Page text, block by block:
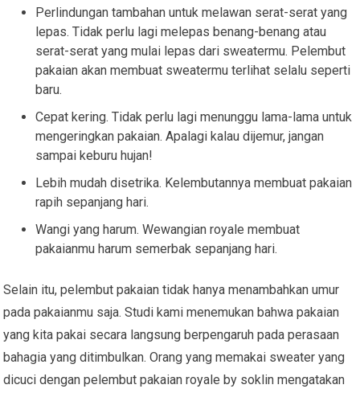
Perlindungan tambahan untuk melawan serat-serat yang
lepas. Tidak perlu lagi melepas benang-benang atau
serat-serat yang mulai lepas dari sweatermu. Pelembut
pakaian akan membuat sweatermu terlihat selalu seperti
baru.
Cepat kering. Tidak perlu lagi menunggu lama-lama untuk
mengeringkan pakaian. Apalagi kalau dijemur, jangan
sampai keburu hujan!
Lebih mudah disetrika. Kelembutannya membuat pakaian
rapih sepanjang hari.
Wangi yang harum. Wewangian royale membuat
pakaianmu harum semerbak sepanjang hari.
Selain itu, pelembut pakaian tidak hanya menambahkan umur
pada pakaianmu saja. Studi kami menemukan bahwa pakaian
yang kita pakai secara langsung berpengaruh pada perasaan
bahagia yang ditimbulkan. Orang yang memakai sweater yang
dicuci dengan pelembut pakaian royale by soklin mengatakan